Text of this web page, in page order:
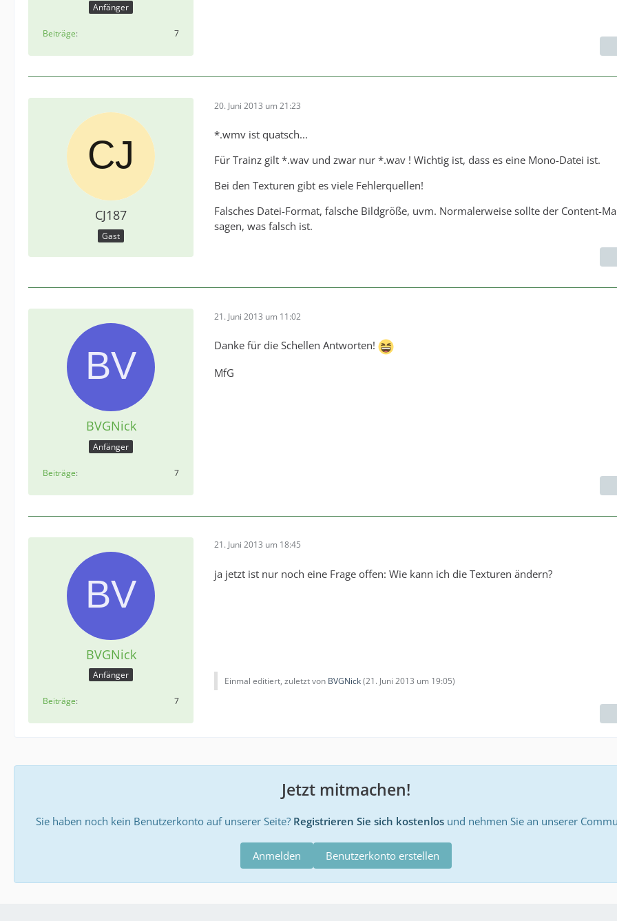
Anfänger
Beiträge 7
CJ187
Gast
20. Juni 2013 um 21:23
*.wmv ist quatsch...
Für Trainz gilt *.wav und zwar nur *.wav ! Wichtig ist, dass es eine Mono-Datei ist.
Bei den Texturen gibt es viele Fehlerquellen!
Falsches Datei-Format, falsche Bildgröße, uvm. Normalerweise sollte der Content-
sagen, was falsch ist.
BVGNick
Anfänger
Beiträge 7
21. Juni 2013 um 11:02
Danke für die Schellen Antworten!
MfG
BVGNick
Anfänger
Beiträge 7
21. Juni 2013 um 18:45
ja jetzt ist nur noch eine Frage offen: Wie kann ich die Texturen ändern?
Einmal editiert, zuletzt von BVGNick(21. Juni 2013 um 19:05)
Jetzt mitmachen!
Sie haben noch kein Benutzerkonto auf unserer Seite? Registrieren Sie sich kostenlosund nehmen Sie an unserer
Benutzerkonto erstellen
Anmelden